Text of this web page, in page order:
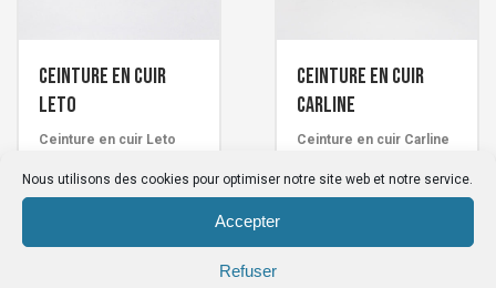
Nous utilisons des cookies pour optimiser notre site web et notre service.
Accepter
Refuser
Ceinture en cuir
Leto
Ceinture en cuir Leto
Création artisanale
Française signée Cuirs de
Ceinture en cuir
Carline
Ceinture en cuir Carline
Création artisanale
5.00